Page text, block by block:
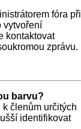
fóra při
vytvoření
kontaktovat
zprávu.
barvu?
členům určitých
identifikovat